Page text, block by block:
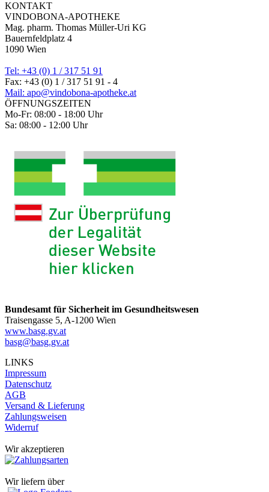
KONTAKT
VINDOBONA-APOTHEKE
Mag. pharm. Thomas Müller-Uri KG
Bauernfeldplatz 4
1090 Wien
Tel: +43 (0) 1 / 317 51 91
Fax: +43 (0) 1 / 317 51 91 - 4
Mail: apo@vindobona-apotheke.at
ÖFFNUNGSZEITEN
Mo-Fr: 08:00 - 18:00 Uhr
Sa: 08:00 - 12:00 Uhr
Bundesamt für Sicherheit im Gesundheitswesen
Traisengasse 5, A-1200 Wien
www.basg.gv.at
basg@basg.gv.at
LINKS
Impressum
Datenschutz
AGB
Versand & Lieferung
Zahlungsweisen
Widerruf
Wir akzeptieren
Wir liefern über